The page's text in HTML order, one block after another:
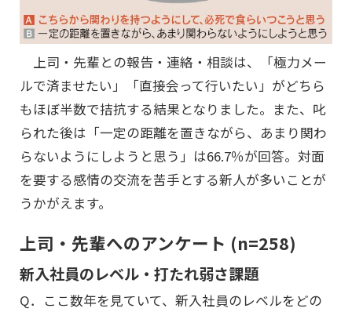
上司・先輩との報告・連絡・相談は、「極力メー
ルで済ませたい」「直接会って行いたい」がどちら
もほぼ半数で拮抗する結果となりました。また、叱
られた後は「一定の距離を置きながら、あまり関わ
らないようにしようと思う」は66.7％が回答。対面
を要する感情の交流を苦手とする新人が多いことが
うかがえます。
上司・先輩へのアンケート (n=258)
新入社員のレベル・打たれ弱さ課題
Q．ここ数年を見ていて、新入社員のレベルをどの